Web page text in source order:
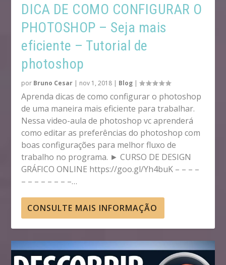
DICA DE COMO CONFIGURAR O
PHOTOSHOP – Seja mais
eficiente – Tutorial de
photoshop
por Bruno Cesar | nov 1, 2018 | Blog |
Aprenda dicas de como configurar o photoshop
de uma maneira mais eficiente para trabalhar.
Nessa video-aula de photoshop vc aprenderá
como editar as preferências do photoshop com
boas configurações para melhor fluxo de
trabalho no programa. ► CURSO DE DESIGN
GRÁFICO ONLINE https://goo.gl/Yh4buK – – – –
– – – – – – – –…
CONSULTE MAIS INFORMAÇÃO